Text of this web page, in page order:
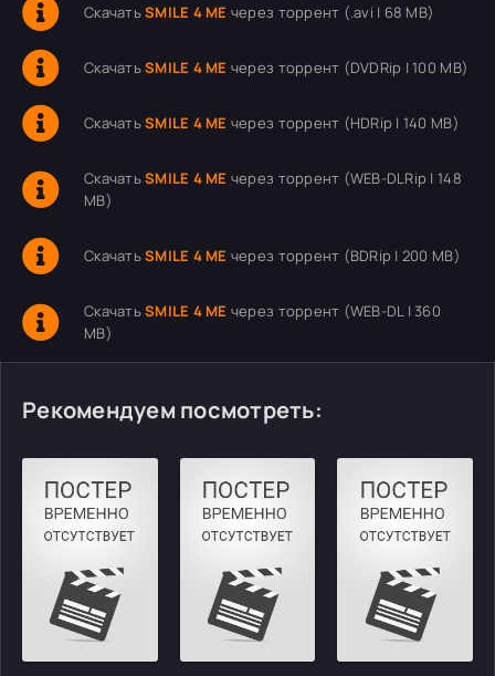
СкачатьSMILE 4 ME через торрент (.avi | 68 MB)
СкачатьSMILE 4 ME через торрент (DVDRip | 100 MB)
СкачатьSMILE 4 ME через торрент (HDRip | 140 MB)
СкачатьSMILE 4 ME через торрент (WEB-DLRip | 148
MB)
СкачатьSMILE 4 ME через торрент (BDRip | 200 MB)
СкачатьSMILE 4 ME через торрент (WEB-DL | 360
MB)
Рекомендуем посмотреть: